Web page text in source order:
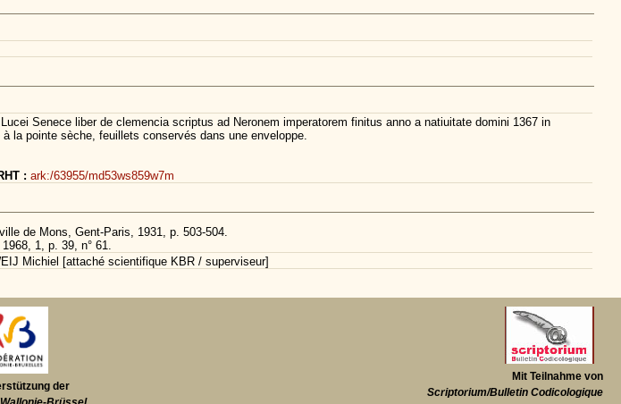
Senece liber de clemencia scriptus ad Neronem imperatorem finitus anno a natiuitate domini 1367 in
la pointe sèche, feuillets conservés dans une enveloppe.
: ark:/63955/md53ws859w7m
de Mons, Gent-Paris, 1931, p. 503-504.
1, p. 39, n° 61.
Michiel [attaché scientifique KBR / superviseur]
der
Mit Teilnahme von
Scriptorium/Bulletin Codicologique